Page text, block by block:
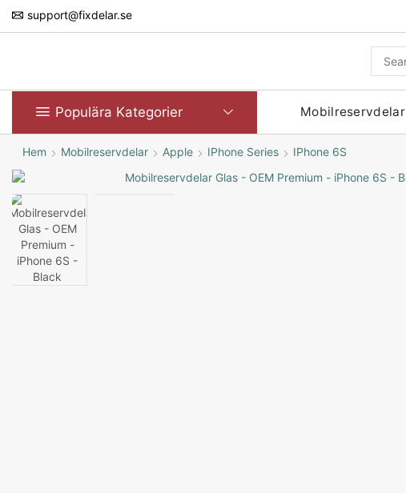
support@fixdelar.se
Populära Kategorier Mobilreservdelar
Hem Mobilreservdelar Apple IPhone Series IPhone 6S